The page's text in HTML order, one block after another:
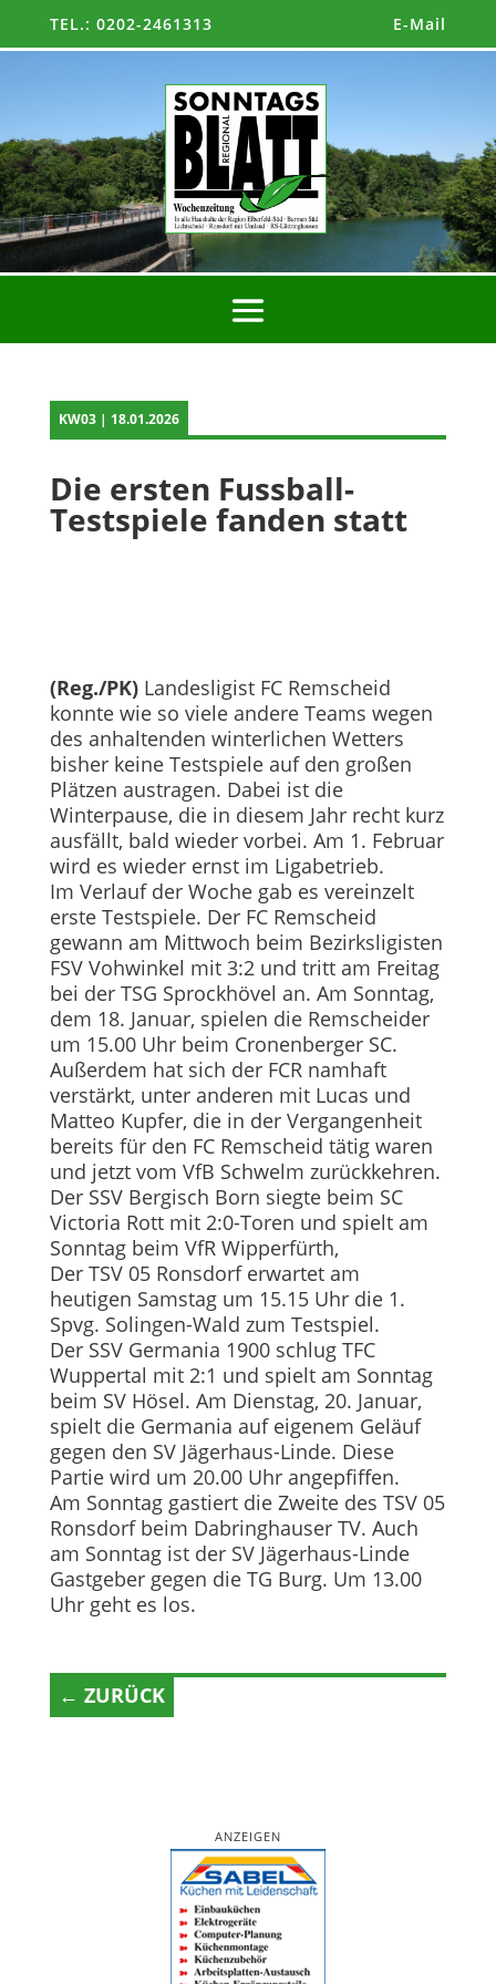
TEL.: 0202-2461313 E-Mail
KW03 | 18.01.2026
Die ersten Fussball-
Testspiele fanden statt
(Reg./PK) Landesligist FC Remscheid
konnte wie so viele andere Teams wegen
des anhaltenden winterlichen Wetters
bisher keine Testspiele auf den großen
Plätzen austragen. Dabei ist die
Winterpause, die in diesem Jahr recht kurz
ausfällt, bald wieder vorbei. Am 1. Februar
wird es wieder ernst im Ligabetrieb.
Im Verlauf der Woche gab es vereinzelt
erste Testspiele. Der FC Remscheid
gewann am Mittwoch beim Bezirksligisten
FSV Vohwinkel mit 3:2 und tritt am Freitag
bei der TSG Sprockhövel an. Am Sonntag,
dem 18. Januar, spielen die Remscheider
um 15.00 Uhr beim Cronenberger SC.
Außerdem hat sich der FCR namhaft
verstärkt, unter anderen mit Lucas und
Matteo Kupfer, die in der Vergangenheit
bereits für den FC Remscheid tätig waren
und jetzt vom VfB Schwelm zurückkehren.
Der SSV Bergisch Born siegte beim SC
Victoria Rott mit 2:0-Toren und spielt am
Sonntag beim VfR Wipperfürth,
Der TSV 05 Ronsdorf erwartet am
heutigen Samstag um 15.15 Uhr die 1.
Spvg. Solingen-Wald zum Testspiel.
Der SSV Germania 1900 schlug TFC
Wuppertal mit 2:1 und spielt am Sonntag
beim SV Hösel. Am Dienstag, 20. Januar,
spielt die Germania auf eigenem Geläuf
gegen den SV Jägerhaus-Linde. Diese
Partie wird um 20.00 Uhr angepfiffen.
Am Sonntag gastiert die Zweite des TSV 05
Ronsdorf beim Dabringhauser TV. Auch
am Sonntag ist der SV Jägerhaus-Linde
Gastgeber gegen die TG Burg. Um 13.00
Uhr geht es los.
← ZURÜCK
ANZEIGEN